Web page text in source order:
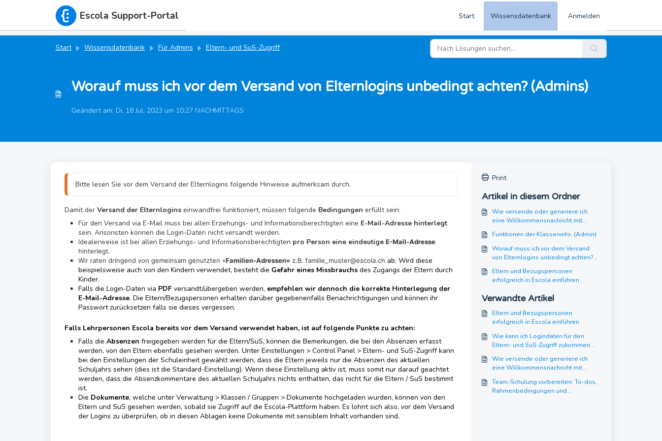
Zum hauptsächlichen Inhalt gehen
Escola Support-Portal Start Wissensdatenbank Anmelden
Start Wissensdatenbank Für Admins Eltern- und SuS-Zugriff
Worauf muss ich vor dem Versand von Elternlogins unbedingt achten? (Admins)
Geändert am: Di, 18 Jul, 2023 um 10:27 NACHMITTAGS
Bitte lesen Sie vor dem Versand der Elternlogins folgende Hinweise aufmerksam durch.
Damit der Versand der Elternlogins einwandfrei funktioniert, müssen folgende Bedingungen erfüllt sein:
Für den Versand via E-Mail muss bei allen Erziehungs- und Informationsberechtigten eine E-Mail-Adresse hinterlegt
sein. Ansonsten können die Login-Daten nicht versandt werden.
Idealerweise ist bei allen Erziehungs- und Informationsberechtigten pro Person eine eindeutige E-Mail-Adresse
hinterlegt.
Wir raten dringend von gemeinsam genutzten «Familien-Adressen» z.B. familie_muster@escola.ch ab. Wird diese
beispielsweise auch von den Kindern verwendet, besteht die Gefahr eines Missbrauchs des Zugangs der Eltern durch
Kinder.
Falls die Login-Daten via PDF versandt/übergeben werden, empfehlen wir dennoch die korrekte Hinterlegung der
E-Mail-Adresse. Die Eltern/Bezugspersonen erhalten darüber gegebenenfalls Benachrichtigungen und können ihr
Passwort zurücksetzen falls sie dieses vergessen.
Falls Lehrpersonen Escola bereits vor dem Versand verwendet haben, ist auf folgende Punkte zu achten:
Falls die Absenzen freigegeben werden für die Eltern/SuS, können die Bemerkungen, die bei den Absenzen erfasst
werden, von den Eltern ebenfalls gesehen werden. Unter Einstellungen > Control Panel > Eltern- und SuS-Zugriff kann
bei den Einstellungen der Schuleinheit gewählt werden, dass die Eltern jeweils nur die Absenzen des aktuellen
Schuljahrs sehen (dies ist die Standard-Einstellung). Wenn diese Einstellung aktiv ist, muss somit nur darauf geachtet
werden, dass die Absenzkommentare des aktuellen Schuljahrs nichts enthalten, das nicht für die Eltern / SuS bestimmt
ist.
Die Dokumente, welche unter Verwaltung > Klassen / Gruppen > Dokumente hochgeladen wurden, können von den
Eltern und SuS gesehen werden, sobald sie Zugriff auf die Escola-Plattform haben. Es lohnt sich also, vor dem Versand
der Logins zu überprüfen, ob in diesen Ablagen keine Dokumente mit sensiblem Inhalt vorhanden sind.
Print
Artikel in diesem Ordner
Wie versende oder generiere ich
eine Willkommensnachricht mit
Schülerinnen und Schüler? (E-Mail &
PDF)
Funktionen der Klasseninfo. (Admin)
Worauf muss ich vor dem Versand
von Elternlogins unbedingt achten?
Eltern und Bezugspersonen
erfolgreich in Escola einführen
Verwandte Artikel
Eltern und Bezugspersonen
erfolgreich in Escola einführen
Wie kann ich Logindaten für den
Eltern- und SuS-Zugriff zukommen
Wie versende oder generiere ich
eine Willkommensnachricht mit
Schülerinnen und Schüler? (E-Mail &
PDF)
Team-Schulung vorbereiten: To-dos,
Rahmenbedingungen und